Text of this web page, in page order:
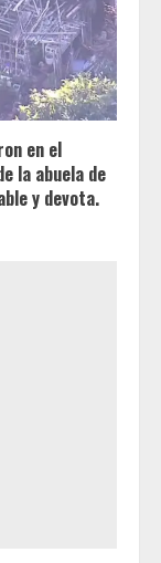
en el
la abuela de
y devota.